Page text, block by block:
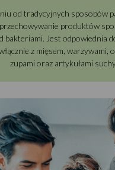
od tradycyjnych sposobów
przechowywanie produktów
bakteriami. Jest odpowiednia
z mięsem, warzywami,
zupami oraz artykułami